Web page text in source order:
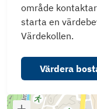
område
starta en
Värdekollen.
Värdera